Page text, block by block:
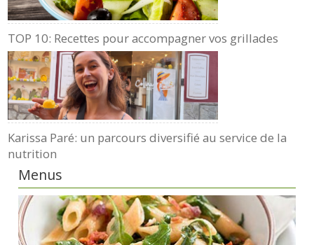
TOP 10: Recettes pour accompagner vos grillades
Karissa Paré: un parcours diversifié au service de la
nutrition
Menus